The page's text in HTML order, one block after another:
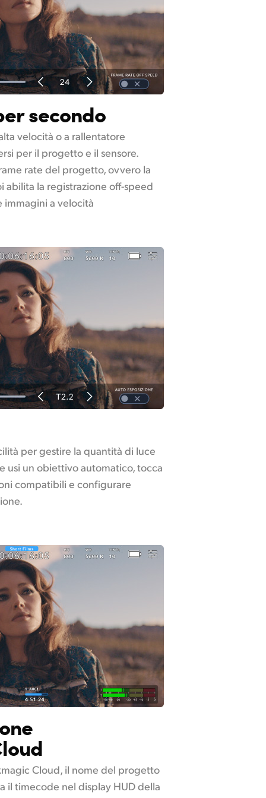
secondo
velocità o a rallentatore
per il progetto e il sensore.
rate del progetto, ovvero la
la registrazione off-speed
immagini a velocità
per gestire la quantità di luce
usi un obiettivo automatico, tocca
compatibili e configurare
Cloud, il nome del progetto
il timecode nel display HUD della